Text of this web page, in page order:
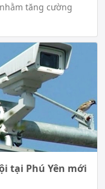
tăng cường
tại Phú Yên mới